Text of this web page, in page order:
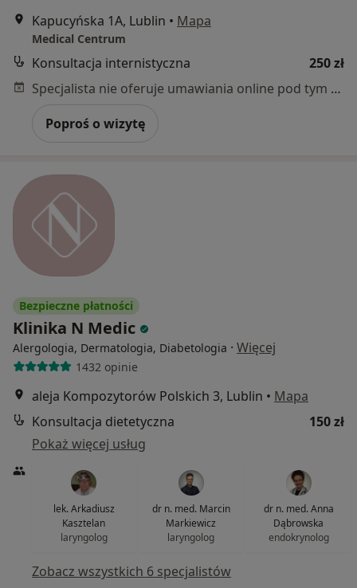
Kapucyńska 1A, Lublin • Mapa
Medical Centrum
Konsultacja internistyczna
250 zł
Specjalista nie oferuje umawiania online pod tym adresem.
Poproś o wizytę
Bezpieczne płatności
Klinika N Medic
Alergologia, Dermatologia, Diabetologia · Więcej
1432 opinie
aleja Kompozytorów Polskich 3, Lublin • Mapa
Konsultacja dietetyczna
150 zł
Pokaż więcej usług
lek. Arkadiusz
Kasztelan
laryngolog
dr n. med. Marcin
Markiewicz
laryngolog
dr n. med. Anna
Dąbrowska
endokrynolog
Zobacz wszystkich 6 specjalistów